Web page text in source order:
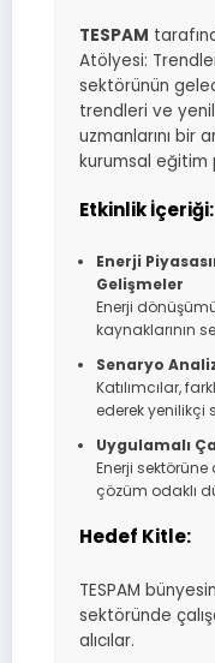
TESPAM
Atölyesi:
sektörünün
trendleri ve
uzmanlarını bir
kurumsal eğitim
Etkinlik İçeriği:
Enerji
Gelişmeler
Enerji
kaynaklarının
Senaryo
Katılımcılar,
ederek yenilikçi
Uygulamalı
Enerji sektörüne
çözüm odaklı
Hedef Kitle:
TESPAM
sektöründe
alıcılar.